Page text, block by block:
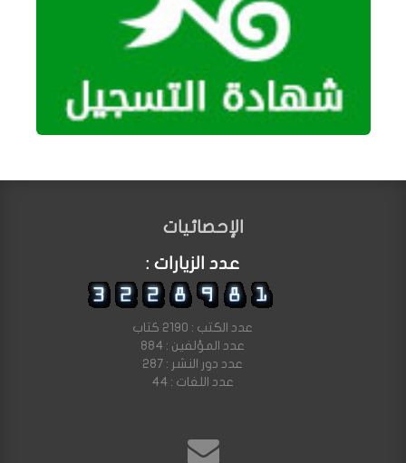
الإحصائيات
عدد الزيارات :
عدد الكتب : 2190 كتاب
عدد المؤلفين : 884
عدد دور النشر : 287
عدد اللغات : 44